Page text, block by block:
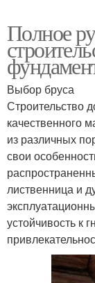
Полное
Выбор бруса
Строительство
качественного
из различных
свои
лиственница и
устойчивость к